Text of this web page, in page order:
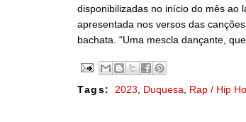
disponibilizadas no início do mês ao
apresentada nos versos das
bachata. “Uma mescla dançante,
Tags: 2023 Duquesa Rap / Hip